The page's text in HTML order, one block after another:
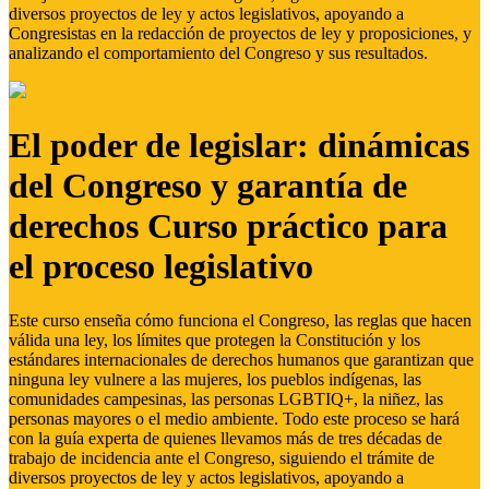
diversos proyectos de ley y actos legislativos, apoyando a
Congresistas en la redacción de proyectos de ley y proposiciones, y
analizando el comportamiento del Congreso y sus resultados.
El poder de legislar: dinámicas
del Congreso y garantía de
derechos Curso práctico para
el proceso legislativo
Este curso enseña cómo funciona el Congreso, las reglas que hacen
válida una ley, los límites que protegen la Constitución y los
estándares internacionales de derechos humanos que garantizan que
ninguna ley vulnere a las mujeres, los pueblos indígenas, las
comunidades campesinas, las personas LGBTIQ+, la niñez, las
personas mayores o el medio ambiente. Todo este proceso se hará
con la guía experta de quienes llevamos más de tres décadas de
trabajo de incidencia ante el Congreso, siguiendo el trámite de
diversos proyectos de ley y actos legislativos, apoyando a